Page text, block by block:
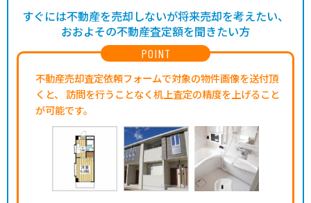
POINT
不動産売却査定依頼フォームで対象の物件画像を送付頂
くと、
訪問を行うことなく机上査定の精度を上げること
が可能です。
すぐには不動産を売却しないが将来売却を考えたい、
おおよその不動産査定額を聞きたい方